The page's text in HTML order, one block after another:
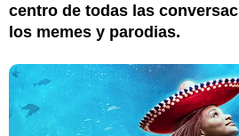
centro de todas las
los memes y parodias.